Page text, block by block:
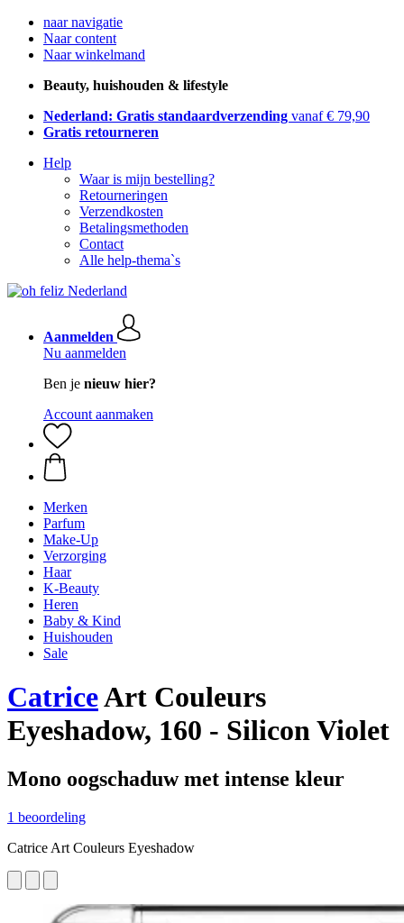
naar navigatie
Naar content
Naar winkelmand
Beauty, huishouden & lifestyle
Nederland: Gratis standaardverzending vanaf € 79,90
Gratis retourneren
Help
Waar is mijn bestelling?
Retourneringen
Verzendkosten
Betalingsmethoden
Contact
Alle help-thema`s
Aanmelden
Nu aanmelden
Ben je nieuw hier?
Account aanmaken
Merken
Parfum
Make-Up
Verzorging
Haar
K-Beauty
Heren
Baby & Kind
Huishouden
Sale
CatriceArt Couleurs
Eyeshadow, 160 - Silicon Violet
Mono oogschaduw met intense kleur
1 beoordeling
Catrice Art Couleurs Eyeshadow